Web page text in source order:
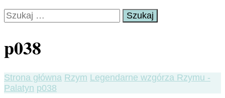
Szukaj:
p038
Strona główna Rzym Legendarne wzgórza Rzymu -
Palatyn p038